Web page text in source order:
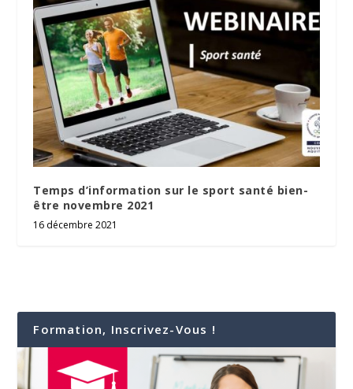
Temps d’information sur le sport santé bien-
être novembre 2021
16 décembre 2021
Formation, Inscrivez-Vous !